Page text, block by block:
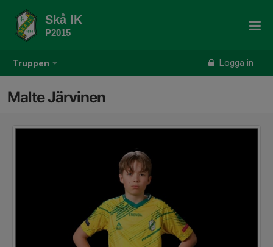
Truppen Logga in
Skå IK
P2015
Malte Järvinen